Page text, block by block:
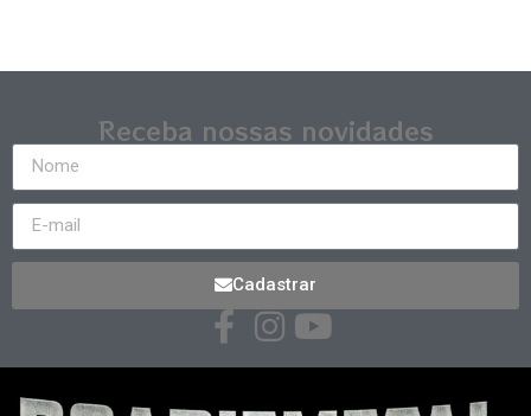
Receba nossas novidades
Cadastrar